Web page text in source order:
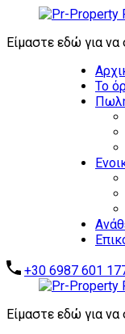
Είμαστε εδώ για
Το
+30 6987 601
Είμαστε εδώ για